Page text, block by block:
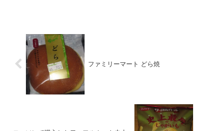
ファミリーマート どら焼